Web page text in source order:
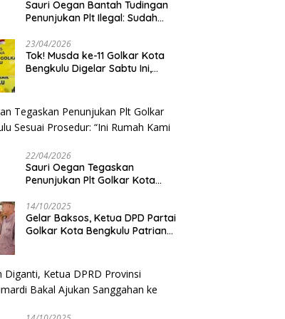
Sauri Oegan Bantah Tudingan
Penunjukan Plt Ilegal: Sudah
Jangan Asbun!
23/04/2026
‎Tok! Musda ke-11 Golkar Kota
Bengkulu Digelar Sabtu Ini,
22/04/2026
Sauri Oegan Tegaskan
Penunjukan Plt Golkar Kota
Rumah Kami Sendiri”
14/10/2025
‎Gelar Baksos, Ketua DPD Partai
Golkar Kota Bengkulu Patriana